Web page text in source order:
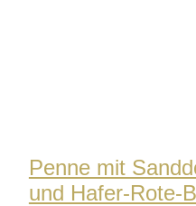
Penne mit
und Hafer-Rote-